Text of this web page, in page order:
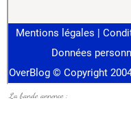
La bande annonce :